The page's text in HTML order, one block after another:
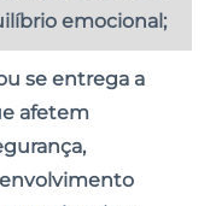
emocional;
se entrega a
afetem